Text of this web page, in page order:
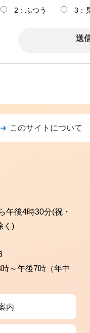
2：ふつう 3：
このサイトについて
午後4時30分(祝・
く)
～午後7時（年中
内